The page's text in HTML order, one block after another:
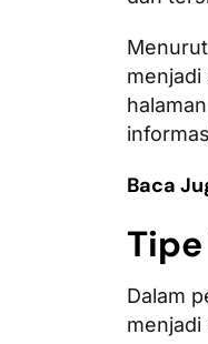
Menurut
menjadi
Baca
Dalam
menjadi